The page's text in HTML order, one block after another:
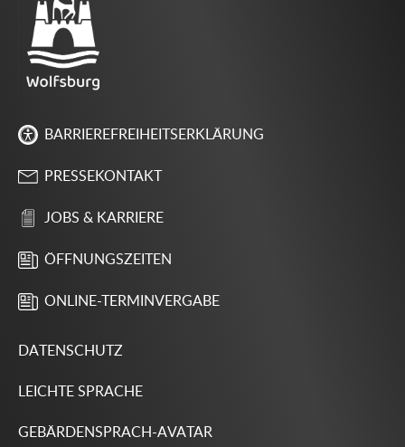
BARRIEREFREIHEITSERKLÄRUNG
PRESSEKONTAKT
JOBS & KARRIERE
ÖFFNUNGSZEITEN
ONLINE-TERMINVERGABE
DATENSCHUTZ
LEICHTE SPRACHE
GEBÄRDENSPRACH-AVATAR